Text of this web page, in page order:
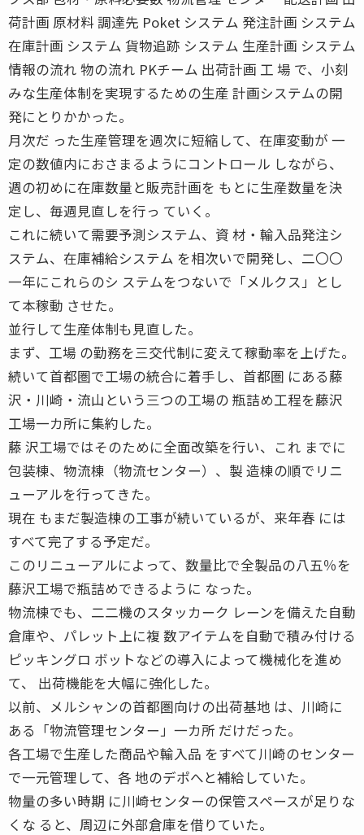
荷計画 原材料 調達先 Poket システム 発注計画 システム
在庫計画 システム 貨物追跡 システム 生産計画 システム
情報の流れ 物の流れ PKチーム 出荷計画 工 場 で、小刻
みな生産体制を実現するための生産 計画システムの開
発にとりかかった。
月次だ った生産管理を週次に短縮して、在庫変動が 一
定の数値内におさまるようにコントロール しながら、
週の初めに在庫数量と販売計画を もとに生産数量を決
定し、毎週見直しを行っ ていく。
これに続いて需要予測システム、資 材・輸入品発注シ
ステム、在庫補給システム を相次いで開発し、二〇〇
一年にこれらのシ ステムをつないで「メルクス」とし
て本稼動 させた。
並行して生産体制も見直した。
まず、工場 の勤務を三交代制に変えて稼動率を上げた。
続いて首都圏で工場の統合に着手し、首都圏 にある藤
沢・川崎・流山という三つの工場の 瓶詰め工程を藤沢
工場一カ所に集約した。
藤 沢工場ではそのために全面改築を行い、これ までに
包装棟、物流棟（物流センター）、製 造棟の順でリニ
ューアルを行ってきた。
現在 もまだ製造棟の工事が続いているが、来年春 には
すべて完了する予定だ。
このリニューアルによって、数量比で全製品の八五％を
藤沢工場で瓶詰めできるように なった。
物流棟でも、二二機のスタッカーク レーンを備えた自動
倉庫や、パレット上に複 数アイテムを自動で積み付ける
ピッキングロ ボットなどの導入によって機械化を進め
て、 出荷機能を大幅に強化した。
以前、メルシャンの首都圏向けの出荷基地 は、川崎に
ある「物流管理センター」一カ所 だけだった。
各工場で生産した商品や輸入品 をすべて川崎のセンター
で一元管理して、各 地のデポへと補給していた。
物量の多い時期 に川崎センターの保管スペースが足りな
くな ると、周辺に外部倉庫を借りていた。